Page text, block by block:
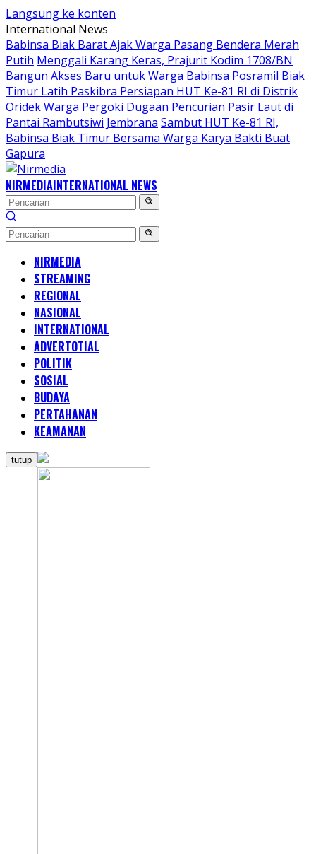
Langsung ke konten
International News
Babinsa Biak Barat Ajak Warga Pasang Bendera Merah
Putih Menggali Karang Keras, Prajurit Kodim 1708/BN
Bangun Akses Baru untuk Warga Babinsa Posramil Biak
Timur Latih Paskibra Persiapan HUT Ke-81 RI di Distrik
OridekWarga Pergoki Dugaan Pencurian Pasir Laut di
Pantai Rambutsiwi Jembrana Sambut HUT Ke-81 RI,
Babinsa Biak Timur Bersama Warga Karya Bakti Buat
Gapura
NIRMEDIAINTERNATIONAL NEWS
NIRMEDIA
STREAMING
REGIONAL
NASIONAL
INTERNATIONAL
ADVERTOTIAL
POLITIK
SOSIAL
BUDAYA
PERTAHANAN
KEAMANAN
tutup